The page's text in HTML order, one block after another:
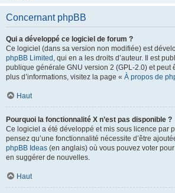
Concernant phpBB
Qui a développé ce logiciel de forum ?
Ce logiciel (dans sa version non modifiée) est
phpBB Limited , qui en a les droits d’auteur. Il est
publique générale GNU version 2 (GPL-2.0) et peut
plus d’informations, visitez la page « À propos de
Haut
Pourquoi la fonctionnalité X n’est pas disponible ?
Ce logiciel a été développé et mis sous licence par
pensez qu’une fonctionnalité nécessite d’être
phpBB Ideas (en anglais) où vous pouvez voter
en suggérer de nouvelles.
Haut